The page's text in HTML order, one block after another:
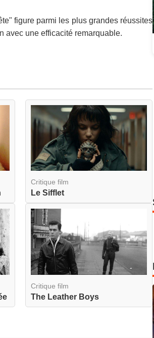
figure parmi les plus grandes réussites
avec une efficacité remarquable.
Critique film
Le Sifflet
Critique film
The Leather Boys